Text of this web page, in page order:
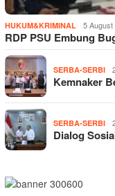
HUKUM&KRIMINAL 5 August
RDP PSU Embung
SERBA-SERBI
Kemnaker
SERBA-SERBI
Dialog